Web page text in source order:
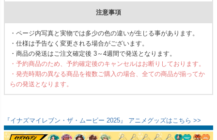
注意事項
・ページ内写真と実物では多少の色の違いが生じる事があります。
・仕様は予告なく変更される場合がございます。
・商品の発送はご注文確定後 3～4週間で発送となります。
・予約商品のため、予約確定後のキャンセルはお断りしております。
・発売時期の異なる商品を複数ご購入の場合、全ての商品が揃ってか
らの発送となります。
『イナズマイレブン・ザ・ムービー 2025』 アニメグッズはこちら >>